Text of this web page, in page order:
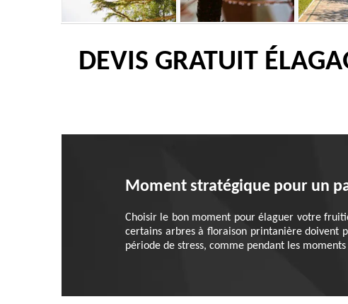
DEVIS GRATUIT
Moment stratégique pour un
Choisir le bon moment pour élaguer votre
certains arbres à floraison printanière doivent
période de stress, comme pendant les